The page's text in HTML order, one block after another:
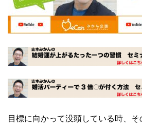
目標に向かって没頭している時、